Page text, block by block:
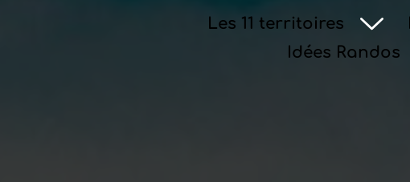
Les 11 territoires
Idées Randos